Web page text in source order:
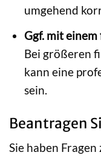
umgehend
Ggf. mit
Bei größeren
kann eine
sein.
Beantragen
Sie haben